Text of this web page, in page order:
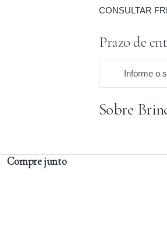
CONSULTAR
Prazo de
Informe o
Sobre
Compre junto